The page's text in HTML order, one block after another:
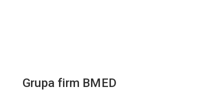
Grupa firm BMED